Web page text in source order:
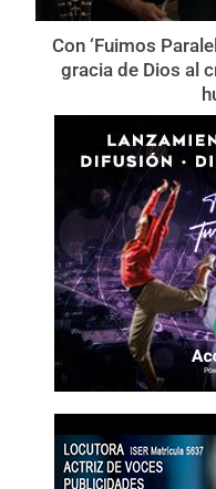
Con ‘Fuimos
gracia de Dios al